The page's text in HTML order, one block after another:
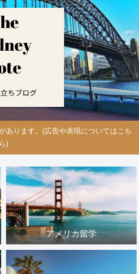
あります。(広告や表現についてはこち
ら)
アメリカ留学